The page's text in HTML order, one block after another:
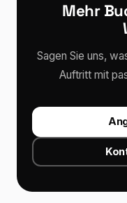
Mehr
Sagen Sie uns,
Auftritt mit